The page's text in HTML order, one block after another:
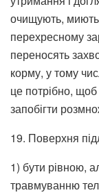
очищують, миють
перехресному
переносять
корму, у тому
це потрібно, щоб
запобігти
19. Поверхня
1) бути рівною,
травмуванню